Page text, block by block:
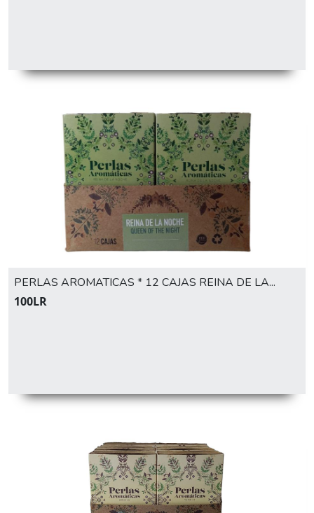
PERLAS AROMATICAS * 12 CAJAS REINA DE LA...
100LR